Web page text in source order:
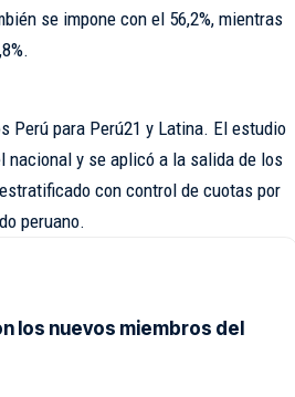
se impone con el 56,2%, mientras
Perú para Perú21 y Latina. El estudio
nacional y se aplicó a la salida de los
con control de cuotas por
peruano.
los nuevos miembros del